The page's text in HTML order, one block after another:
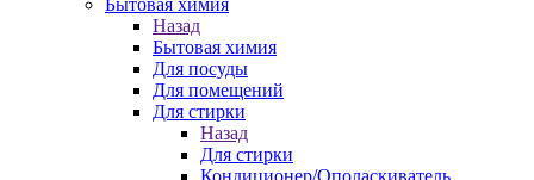
Бытовая химия
Назад
Бытовая химия
Для посуды
Для помещений
Для стирки
Назад
Для стирки
Кондиционер/Ополаскиватель